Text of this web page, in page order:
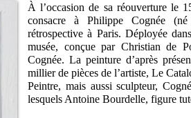
À l’occasion de sa réouverture le
consacre à Philippe Cognée
rétrospective à Paris. Déployée
musée, conçue par Christian de
Cognée. La peinture d’après
millier de pièces de l’artiste, Le
Peintre, mais aussi sculpteur,
lesquels Antoine Bourdelle, figure